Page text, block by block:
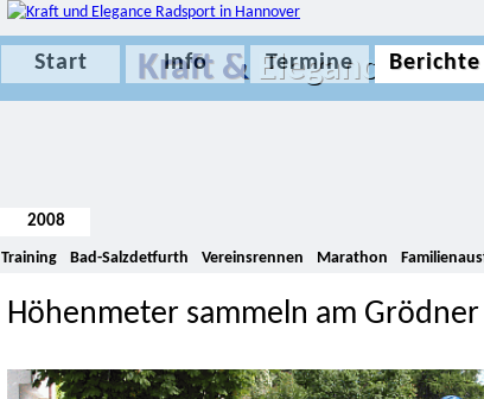
Kraft & Elegance
Start Info Termine Berichte
2008
Training Bad-Salzdetfurth Vereinsrennen Marathon
Höhenmeter sammeln am Grödner